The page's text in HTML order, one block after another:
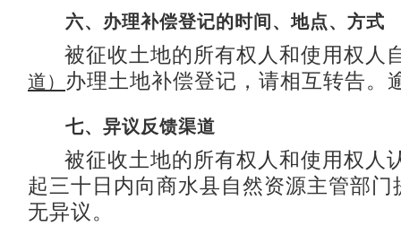
六、 办理补偿登记的时间、地点、方式
被征收土地的所有权人和使用权人
道） 办理土地补偿登记，请相互转告。
七、 异议反馈渠道
被征收土地的所有权人和使用权人
起三十日内向商水县自然资源主管部门
无异议。